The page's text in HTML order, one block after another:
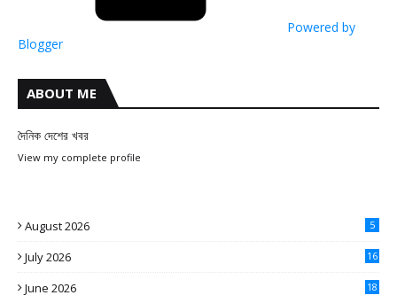
Powered by
Blogger
ABOUT ME
দৈনিক দেশের খবর
View my complete profile
August 2026 5
July 2026 16
June 2026 18